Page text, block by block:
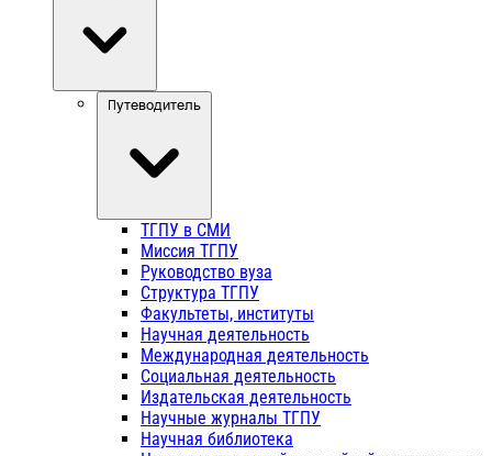
Путеводитель
ТГПУ в СМИ
Миссия ТГПУ
Руководство вуза
Структура ТГПУ
Факультеты, институты
Научная деятельность
Международная деятельность
Социальная деятельность
Издательская деятельность
Научные журналы ТГПУ
Научная библиотека